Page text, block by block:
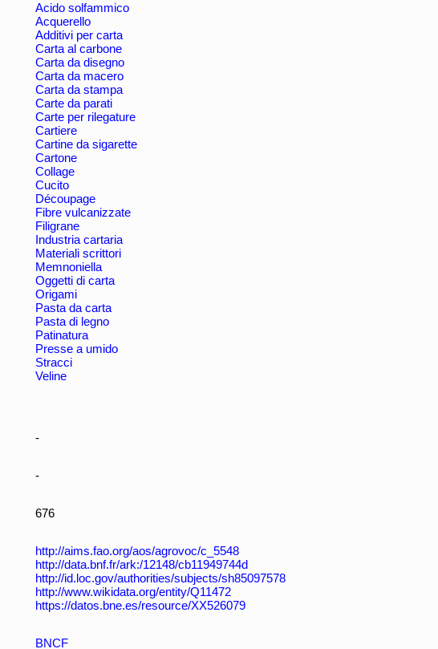
Acido solfammico
Acquerello
Additivi per carta
Carta al carbone
Carta da disegno
Carta da macero
Carta da stampa
Carte da parati
Carte per rilegature
Cartiere
Cartine da sigarette
Cartone
Collage
Cucito
Découpage
Fibre vulcanizzate
Filigrane
Industria cartaria
Materiali scrittori
Memnoniella
Oggetti di carta
Origami
Pasta da carta
Pasta di legno
Patinatura
Presse a umido
Stracci
Veline
-
-
676
http://aims.fao.org/aos/agrovoc/c_5548
http://data.bnf.fr/ark:/12148/cb11949744d
http://id.loc.gov/authorities/subjects/sh85097578
http://www.wikidata.org/entity/Q11472
https://datos.bne.es/resource/XX526079
BNCF